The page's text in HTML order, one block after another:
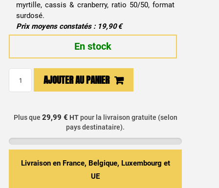
myrtille, cassis & cranberry, ratio 50/50, format
surdosé.
Prix moyens constatés : 19,90 €
En stock
Myrtille,
&
Cranberry
AJOUTER AU PANIER
Plus que 29,99 € HTpour la livraison gratuite (selon
pays destinataire).
Livraison en France, Belgique, Luxembourg et
UE